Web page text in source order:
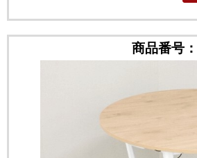
商品番号：